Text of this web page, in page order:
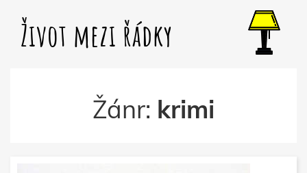
Život mezi řádky
Žánr: krimi